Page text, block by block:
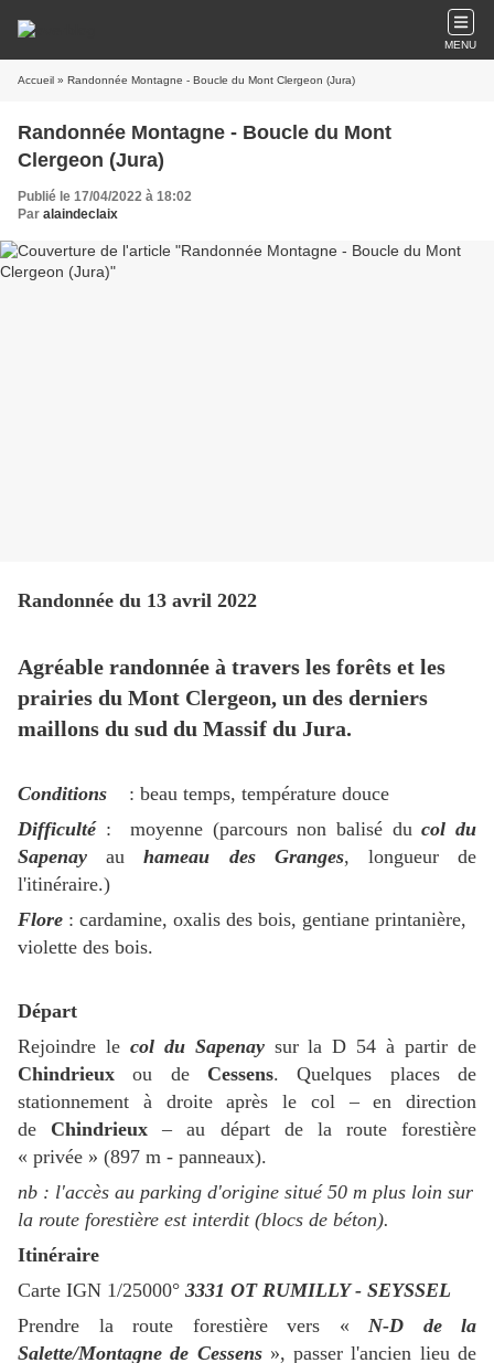
MENU
Accueil » Randonnée Montagne - Boucle du Mont Clergeon (Jura)
Randonnée Montagne - Boucle du Mont
Clergeon (Jura)
Publié le 17/04/2022 à 18:02
Par alaindeclaix
Randonnée du 13 avril 2022
Agréable randonnée à travers les forêts et les
prairies du Mont Clergeon, un des derniers
maillons du sud du Massif du Jura.
Conditions : beau temps, température douce
Difficulté : moyenne (parcours non balisé ducol du
Sapenay auhameau des Granges, longueur de
l'itinéraire.)
Flore : cardamine, oxalis des bois, gentiane printanière,
violette des bois.
Départ
Rejoindre le col du Sapenaysur la D 54 à partir de
Chindrieux ou de Cessens. Quelques places de
stationnement à droite après le col – en direction
de Chindrieux – au départ de la route forestière
« privée » (897 m - panneaux).
nb : l'accès au parking d'origine situé 50 m plus loin sur
la route forestière est interdit (blocs de béton).
Itinéraire
Carte IGN 1/25000° 3331 OT RUMILLY - SEYSSEL
Prendre la route forestière vers « N-D de la
Salette/Montagne de Cessens», passer l'ancien lieu de